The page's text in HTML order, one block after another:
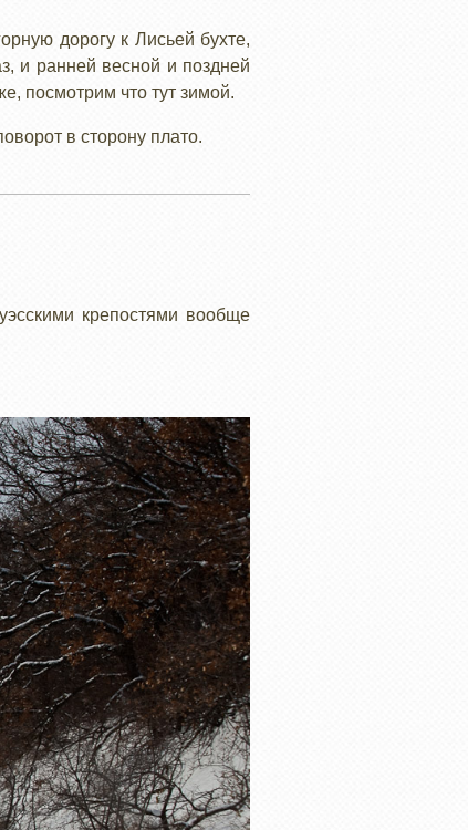
дорогу к Лисьей бухте,
и ранней весной и поздней
посмотрим что тут зимой.
в сторону плато.
крепостями вообще